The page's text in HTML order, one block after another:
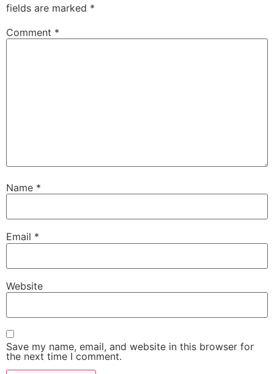
fields are marked *
Comment *
Name *
Email *
Website
Save my name, email, and website in this browser for
the next time I comment.